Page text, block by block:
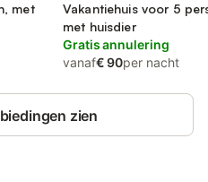
met
Vakantiehuis voor 5
met huisdier
Gratis annulering
vanaf€ 90per nacht
zien